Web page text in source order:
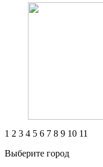
1 2 3 4 5 6 7 8 9 10 11
Выберите город